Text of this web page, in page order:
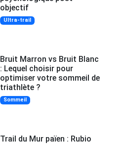
objectif
Ultra-trail
Bruit Marron vs Bruit Blanc
: Lequel choisir pour
optimiser votre sommeil de
triathlète ?
Sommeil
Trail du Mur païen : Rubio